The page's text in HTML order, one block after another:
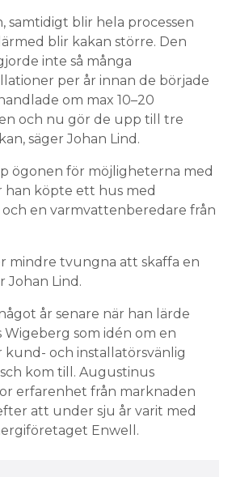
samtidigt blir hela processen
blir kakan större. Den
inte så många
per år innan de började
om max 10–20
och nu gör de upp till tre
säger Johan Lind.
ögonen för möjligheterna med
köpte ett hus med
en varmvattenberedare från
mindre tvungna att skaffa en
Johan Lind.
år senare när han lärde
som idén om en
kund- och installatörsvänlig
kom till. Augustinus
erfarenhet från marknaden
att under sju år varit med
Enwell.